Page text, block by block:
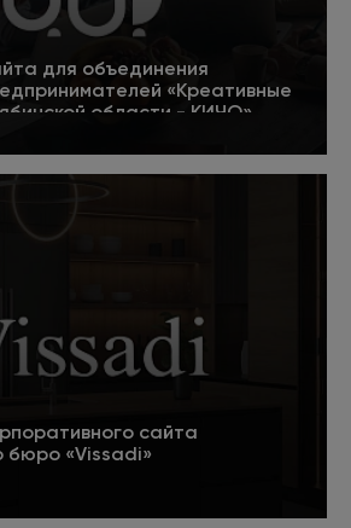
для объединения
«Креативные
области - КИЧО»
5
сайта
бюро «Vissadi»